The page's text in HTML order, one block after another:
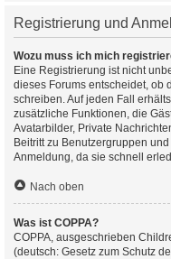
Registrierung und
Wozu muss ich mich
Eine Registrierung ist nicht
dieses Forums entscheidet, ob
schreiben. Auf jeden Fall
zusätzliche Funktionen, die
Avatarbilder, Private
Beitritt zu Benutzergruppen
Anmeldung, da sie schnell
Nach oben
Was ist COPPA?
COPPA, ausgeschrieben
(deutsch: Gesetz zum Schutz